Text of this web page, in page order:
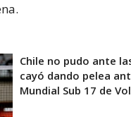
Chile no pudo ante
cayó dando pelea
Mundial Sub 17 de